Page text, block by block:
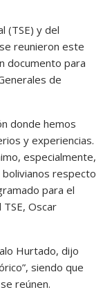
(TSE) y del
reunieron este
documento para
de
donde hemos
y experiencias.
especialmente,
respecto
para el
Oscar
Hurtado, dijo
siendo que
reúnen.